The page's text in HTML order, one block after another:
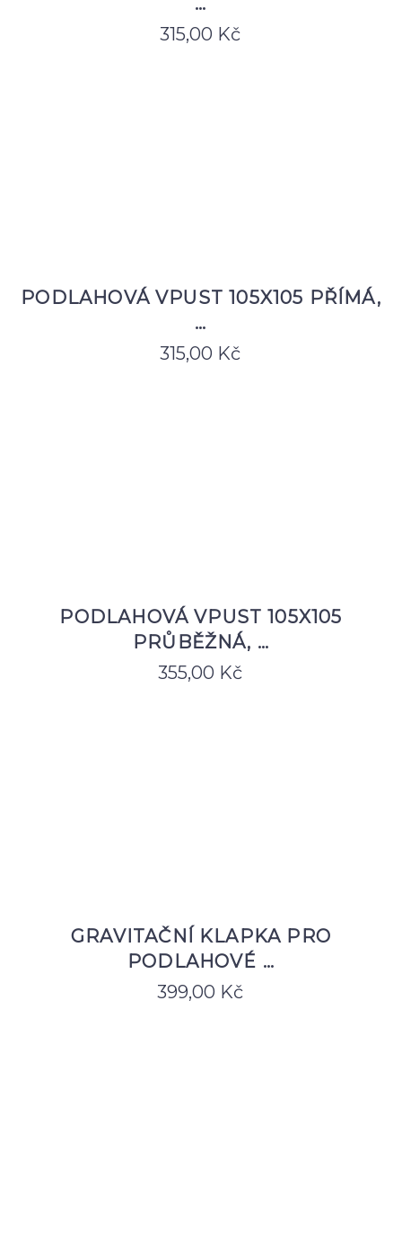
315,00 Kč
PODLAHOVÁ VPUST 105X105 PŘÍMÁ,
…
315,00 Kč
PODLAHOVÁ VPUST 105X105
PRŮBĚŽNÁ, …
355,00 Kč
GRAVITAČNÍ KLAPKA PRO
PODLAHOVÉ …
399,00 Kč